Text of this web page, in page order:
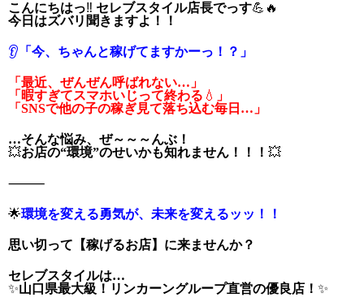
こんにちはっ‼ セレブスタイル店長でっす💪🔥
今日はズバリ聞きますよ！！
👂 「今、ちゃんと稼げてますかーっ！？」
「最近、ぜんぜん呼ばれない…」
「暇すぎてスマホいじって終わる 💧 」
「SNSで他の子の稼ぎ見て落ち込む毎日…」
…そんな悩み、ぜ～～～んぶ！
💥お店の“環境”のせいかも知れません！！！ 💥
⸻
🌟環境を変える勇気が、未来を変えるッッ！！
思い切って【稼げるお店】に来ませんか？
セレブスタイルは…
✨山口県最大級！リンカーングループ直営の優良店！ ✨